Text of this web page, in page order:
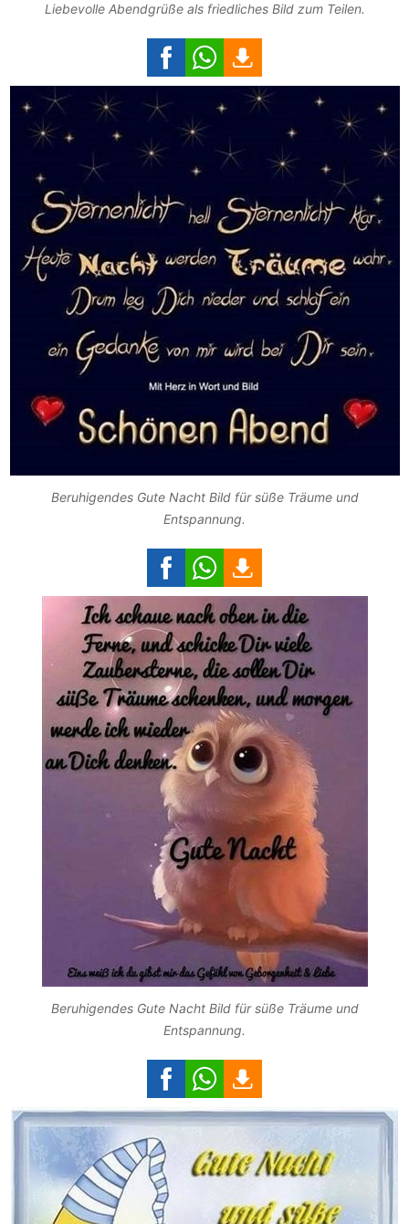
Liebevolle Abendgrüße als friedliches Bild zum Teilen.
Beruhigendes Gute Nacht Bild für süße Träume und
Entspannung.
Beruhigendes Gute Nacht Bild für süße Träume und
Entspannung.